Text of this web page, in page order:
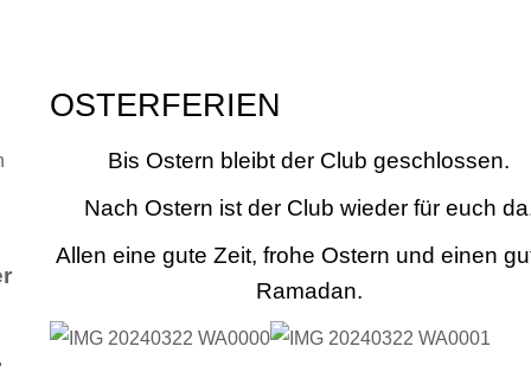
OSTERFERIEN
Bis Ostern bleibt der Club geschlossen.
Nach Ostern ist der Club wieder für euch
Allen eine gute Zeit, frohe Ostern und einen
Ramadan.